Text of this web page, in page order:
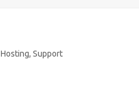
Hosting, Support